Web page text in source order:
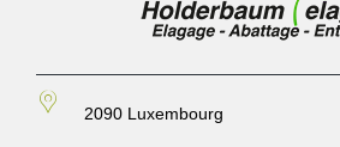
2090 Luxembourg